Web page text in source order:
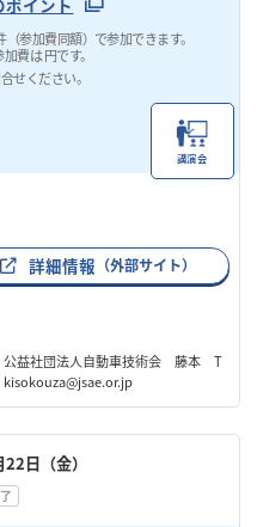
参加費同額）で参加できます。
費は 円です。
せください。
講演会
詳細情報 （外部サイト）
公益社団法人自動車技術会 藤本 T
日（金）